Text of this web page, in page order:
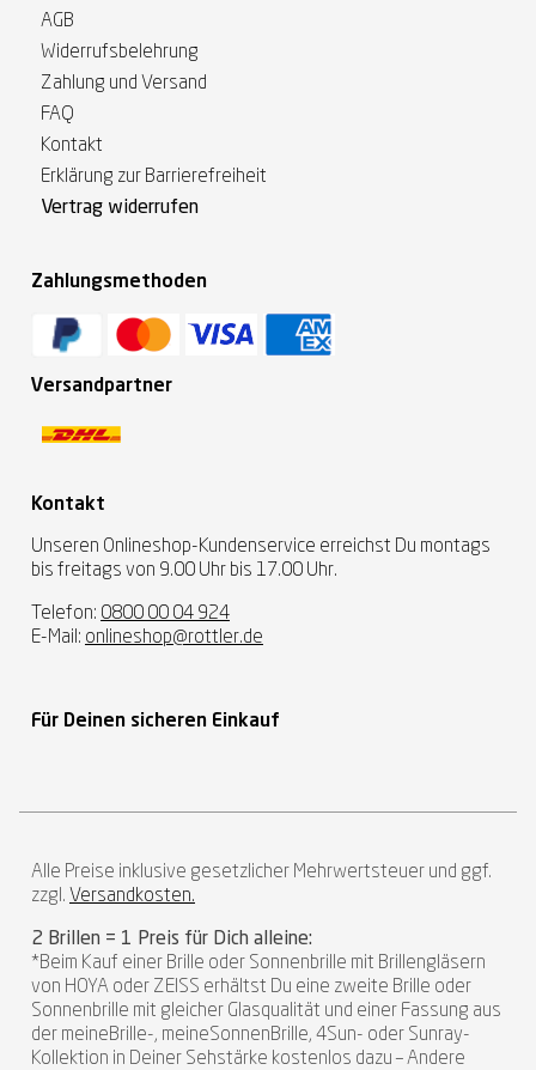
AGB
Widerrufsbelehrung
Zahlung und Versand
FAQ
Kontakt
Erklärung zur Barrierefreiheit
Vertrag widerrufen
Zahlungsmethoden
Versandpartner
Kontakt
Unseren Onlineshop-Kundenservice erreichst Du montags
bis freitags von 9.00 Uhr bis 17.00 Uhr.
Telefon: 0800 00 04 924
E-Mail: onlineshop@rottler.de
Für Deinen sicheren Einkauf
Alle Preise inklusive gesetzlicher Mehrwertsteuer und ggf.
zzgl. Versandkosten.
2 Brillen = 1 Preis für Dich alleine:
*Beim Kauf einer Brille oder Sonnenbrille mit Brillengläsern
von HOYA oder ZEISS erhältst Du eine zweite Brille oder
Sonnenbrille mit gleicher Glasqualität und einer Fassung aus
der meineBrille-, meineSonnenBrille, 4Sun- oder Sunray-
Kollektion in Deiner Sehstärke kostenlos dazu – Andere